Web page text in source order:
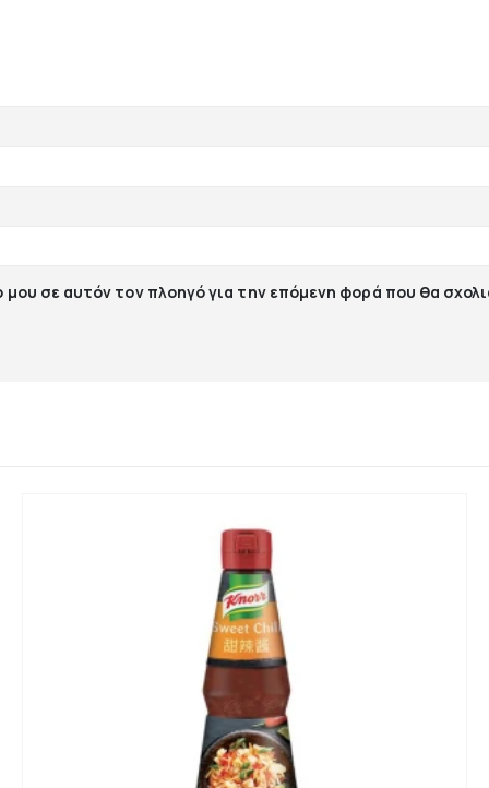
σε αυτόν τον πλοηγό για την επόμενη φορά που θα